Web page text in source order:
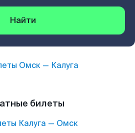
Найти
Омск — Калуга
билеты
Калуга — Омск